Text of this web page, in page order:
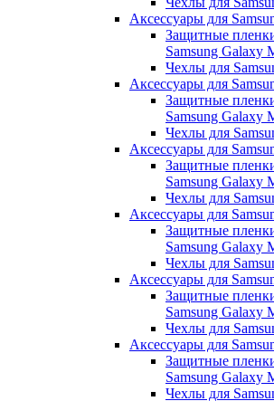
Аксессуары для
Защитные
Samsung Galaxy
Чехлы для
Аксессуары для
Защитные
Samsung Galaxy
Чехлы для
Аксессуары для
Защитные
Samsung Galaxy
Чехлы для
Аксессуары для
Защитные
Samsung Galaxy
Чехлы для
Аксессуары для
Защитные
Samsung Galaxy
Чехлы для
Аксессуары для
Защитные
Samsung Galaxy
Чехлы для